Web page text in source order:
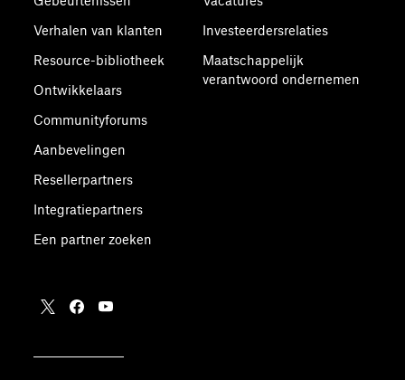
Verhalen van klanten
Resource-bibliotheek
Ontwikkelaars
Communityforums
Aanbevelingen
Resellerpartners
Integratiepartners
Een partner zoeken
Investeerdersrelaties
Maatschappelijk
verantwoord ondernemen